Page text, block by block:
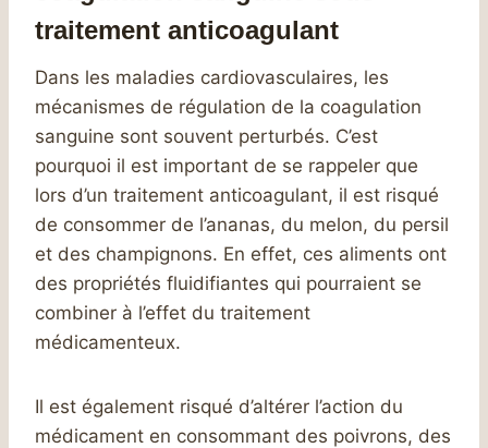
traitement anticoagulant
Dans les maladies cardiovasculaires, les
mécanismes de régulation de la coagulation
sanguine sont souvent perturbés. C’est
pourquoi il est important de se rappeler que
lors d’un traitement anticoagulant, il est risqué
de consommer de l’ananas, du melon, du persil
et des champignons. En effet, ces aliments ont
des propriétés fluidifiantes qui pourraient se
combiner à l’effet du traitement
médicamenteux.
Il est également risqué d’altérer l’action du
médicament en consommant des poivrons, des